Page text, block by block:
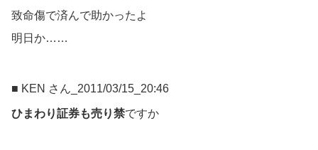
致命傷で済んで助かったよ
明日か……
■ KEN さん_2011/03/15_20:46
ひまわり証券も売り禁ですか